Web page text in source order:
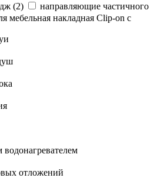
(2)
направляющие частичного
мебельная накладная Clip-on с
отложений